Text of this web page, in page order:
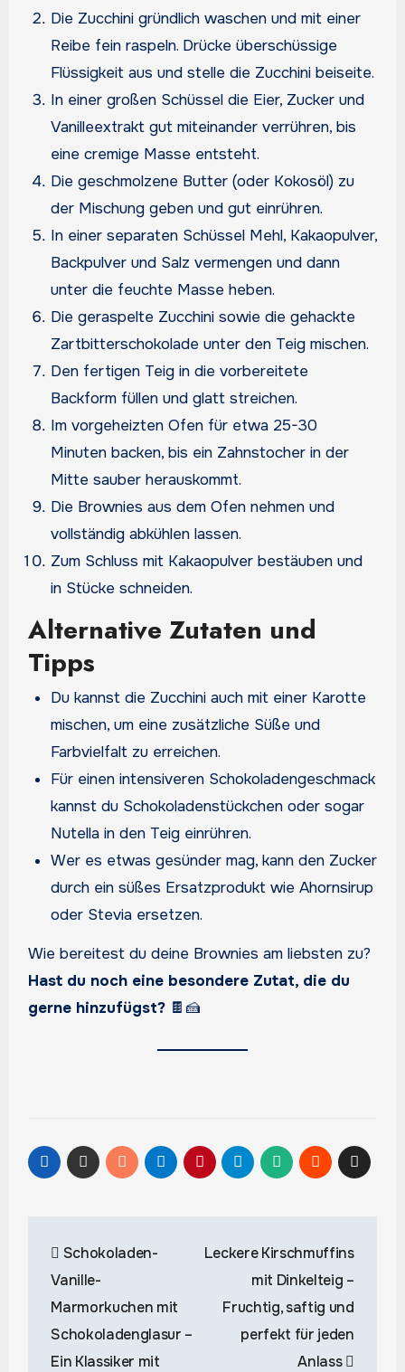
Die Zucchini gründlich waschen und mit einer
Reibe fein raspeln. Drücke überschüssige
Flüssigkeit aus und stelle die Zucchini beiseite.
In einer großen Schüssel die Eier, Zucker und
Vanilleextrakt gut miteinander verrühren, bis
eine cremige Masse entsteht.
Die geschmolzene Butter (oder Kokosöl) zu
der Mischung geben und gut einrühren.
In einer separaten Schüssel Mehl, Kakaopulver,
Backpulver und Salz vermengen und dann
unter die feuchte Masse heben.
Die geraspelte Zucchini sowie die gehackte
Zartbitterschokolade unter den Teig mischen.
Den fertigen Teig in die vorbereitete
Backform füllen und glatt streichen.
Im vorgeheizten Ofen für etwa 25-30
Minuten backen, bis ein Zahnstocher in der
Mitte sauber herauskommt.
Die Brownies aus dem Ofen nehmen und
vollständig abkühlen lassen.
Zum Schluss mit Kakaopulver bestäuben und
in Stücke schneiden.
Alternative Zutaten und
Tipps
Du kannst die Zucchini auch mit einer Karotte
mischen, um eine zusätzliche Süße und
Farbvielfalt zu erreichen.
Für einen intensiveren Schokoladengeschmack
kannst du Schokoladenstückchen oder sogar
Nutella in den Teig einrühren.
Wer es etwas gesünder mag, kann den Zucker
durch ein süßes Ersatzprodukt wie Ahornsirup
oder Stevia ersetzen.
Wie bereitest du deine Brownies am liebsten zu?
Hast du noch eine besondere Zutat, die du
gerne hinzufügst?🍫🍰
Schokoladen-
Vanille-
Marmorkuchen mit
Schokoladenglasur –
Ein Klassiker mit
Leckere Kirschmuffins
mit Dinkelteig –
Fruchtig, saftig und
perfekt für jeden
Anlass